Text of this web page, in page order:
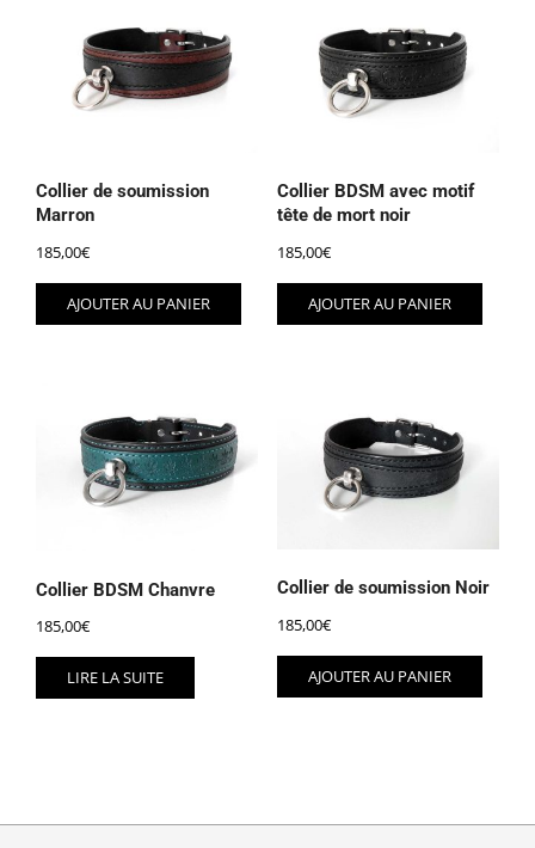
Collier de soumission
Marron
185,00€
AJOUTER AU PANIER
Collier BDSM avec motif
tête de mort noir
185,00€
AJOUTER AU PANIER
Collier BDSM Chanvre
185,00€
LIRE LA SUITE
Collier de soumission Noir
185,00€
AJOUTER AU PANIER